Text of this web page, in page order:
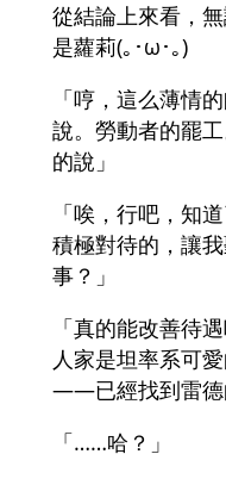
從結論上來看，
是蘿莉(｡･ω･｡)
「哼，這么薄情
說。勞動者的罷
的說」
「唉，行吧，知
積極對待的，讓
事？」
「真的能改善待
人家是坦率系可
――已經找到雷德
「……哈？」